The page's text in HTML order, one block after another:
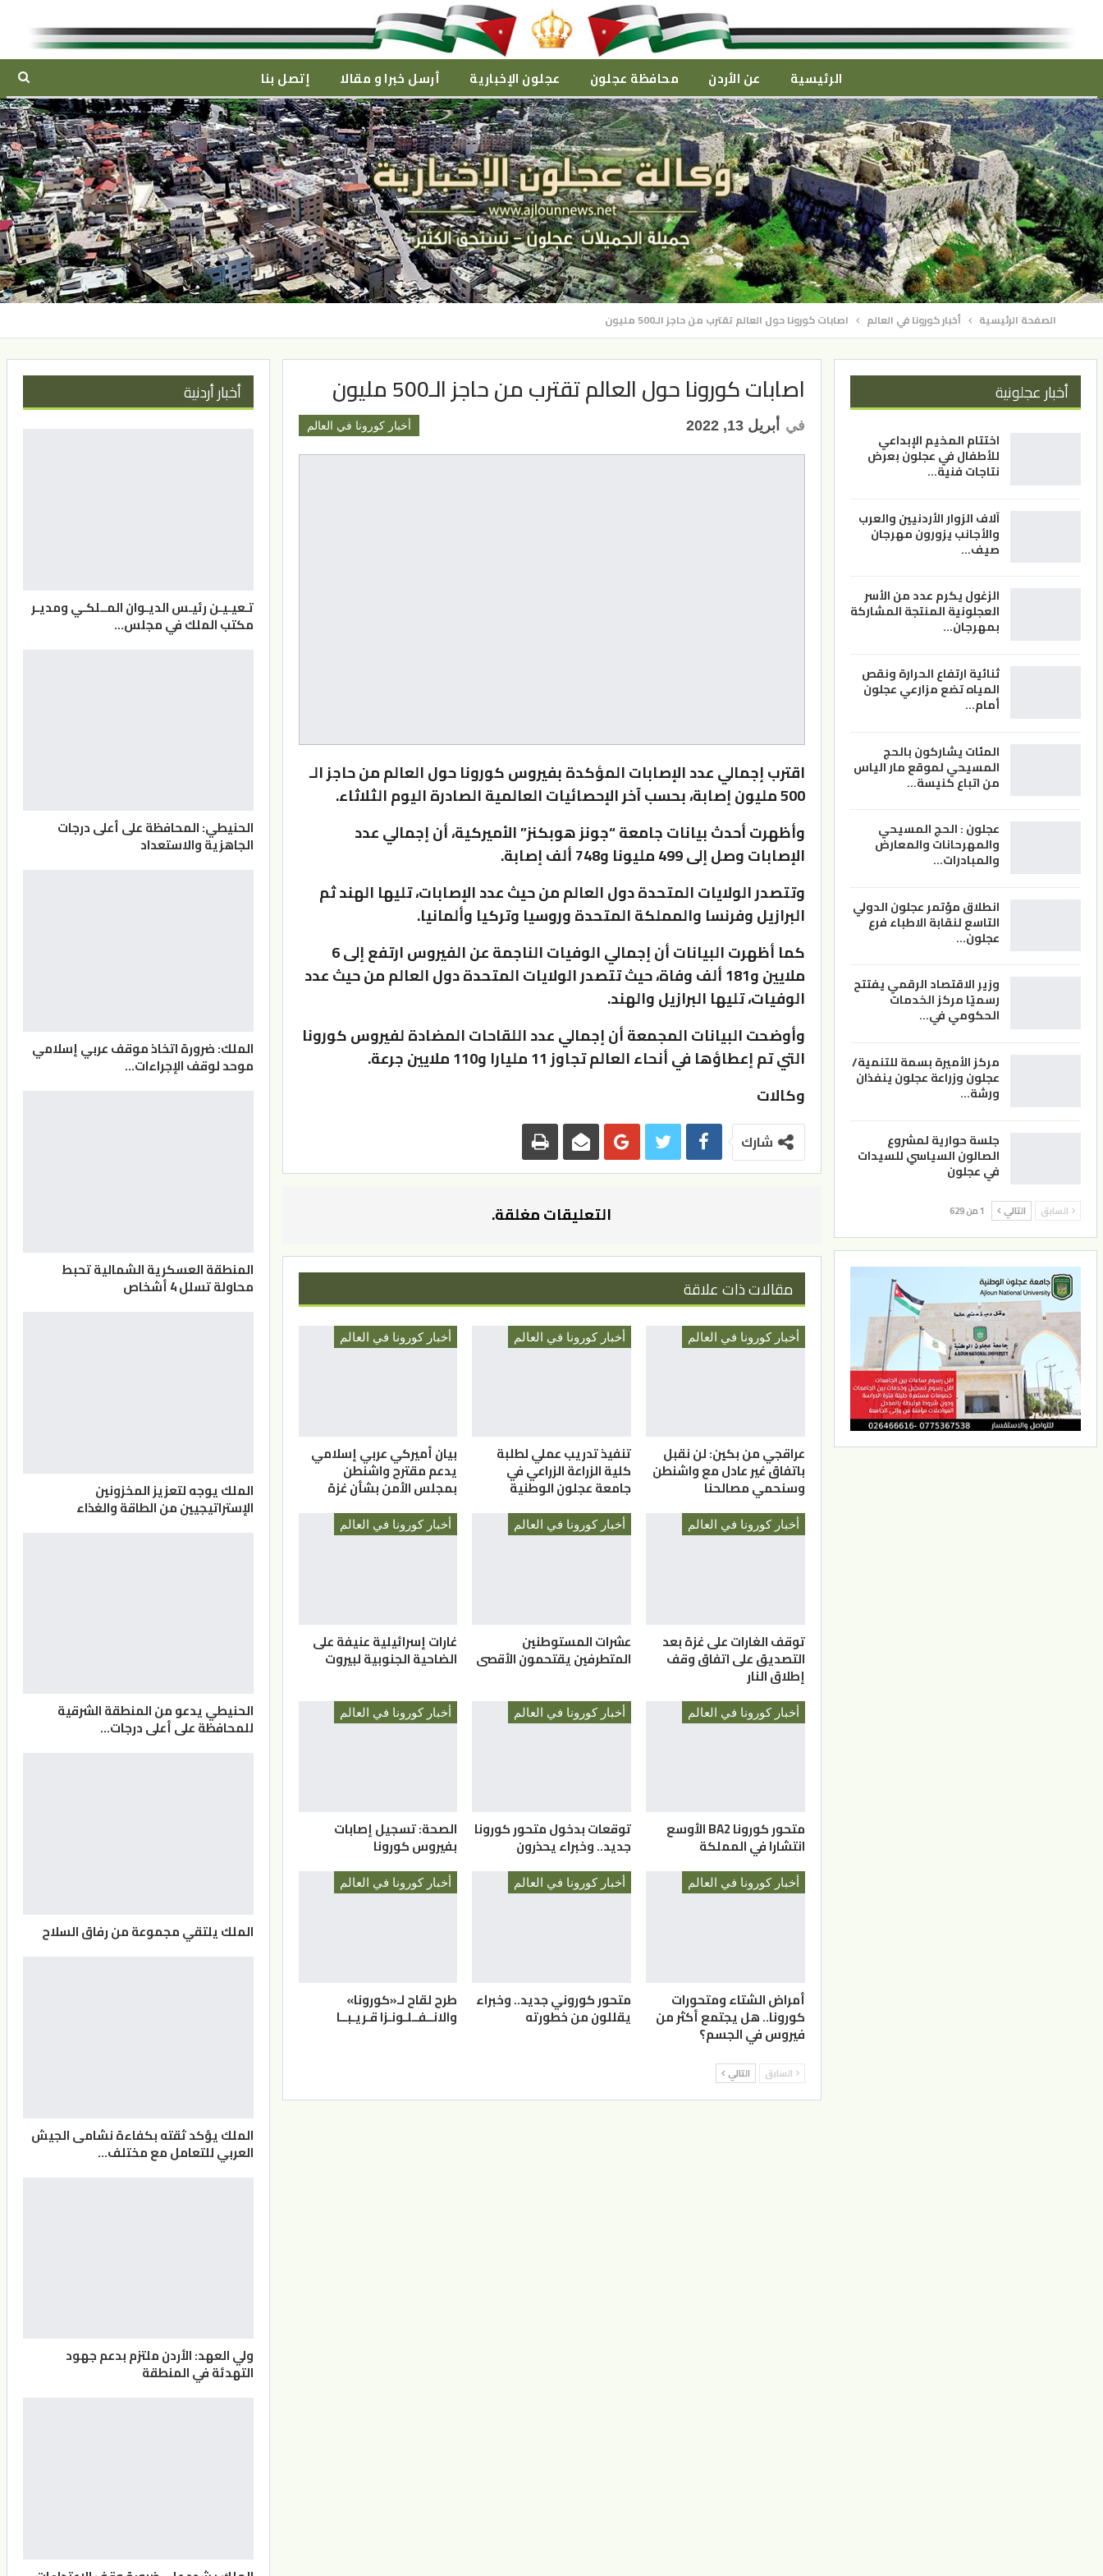
الرئيسية عن الأردن محافظة عجلون عجلون الإخبارية أرسل خبرا و مقالا إتصل بنا
الصفحة الرئيسية أخبار كورونا في العالم اصابات كورونا حول العالم تقترب من حاجز الـ500 مليون
اصابات كورونا حول العالم تقترب من حاجز الـ500 مليون
أخبار كورونا في العالم في أبريل 13, 2022
اقترب إجمالي عدد الإصابات المؤكدة بفيروس كورونا حول العالم من حاجز الـ
500 مليون إصابة، بحسب آخر الإحصائيات العالمية الصادرة اليوم الثلاثاء.
وأظهرت أحدث بيانات جامعة “جونز هوبكنز” الأميركية، أن إجمالي عدد
الإصابات وصل إلى 499 مليونا و748 ألف إصابة.
وتتصدر الولايات المتحدة دول العالم من حيث عدد الإصابات، تليها الهند ثم
البرازيل وفرنسا والمملكة المتحدة وروسيا وتركيا وألمانيا.
كما أظهرت البيانات أن إجمالي الوفيات الناجمة عن الفيروس ارتفع إلى 6
ملايين و181 ألف وفاة، حيث تتصدر الولايات المتحدة دول العالم من حيث عدد
الوفيات، تليها البرازيل والهند.
وأوضحت البيانات المجمعة أن إجمالي عدد اللقاحات المضادة لفيروس كورونا
التي تم إعطاؤها في أنحاء العالم تجاوز 11 مليارا و110 ملايين جرعة.
وكالات
شارك
التعليقات مغلقة.
مقالات ذات علاقة
أخبار كورونا في العالم
عراقجي من بكين: لن نقبل
باتفاق غير عادل مع واشنطن
وسنحمي مصالحنا
أخبار كورونا في العالم
تنفيذ تدريب عملي لطلبة
كلية الزراعة الزراعي في
جامعة عجلون الوطنية
أخبار كورونا في العالم
بيان أميركي عربي إسلامي
يدعم مقترح واشنطن
بمجلس الأمن بشأن غزة
أخبار كورونا في العالم
توقف الغارات على غزة بعد
التصديق على اتفاق وقف
إطلاق النار
أخبار كورونا في العالم
عشرات المستوطنين
المتطرفين يقتحمون الأقصى
أخبار كورونا في العالم
غارات إسرائيلية عنيفة على
الضاحية الجنوبية لبيروت
أخبار كورونا في العالم
متحور كورونا BA2 الأوسع
انتشارا في المملكة
أخبار كورونا في العالم
توقعات بدخول متحور كورونا
جديد.. وخبراء يحذرون
أخبار كورونا في العالم
الصحة: تسجيل إصابات
بفيروس كورونا
أخبار كورونا في العالم
أمراض الشتاء ومتحورات
كورونا.. هل يجتمع أكثر من
فيروس في الجسم؟
أخبار كورونا في العالم
متحور كوروني جديد.. وخبراء
يقللون من خطورته
أخبار كورونا في العالم
طرح لقاح لـ«كورونا»
والانــفــلـونـزا قـريـبــا
السابق التالي
أخبار عجلونية
اختتام المخيم الإبداعي
للأطفال في عجلون بعرض
نتاجات فنية…
آلاف الزوار الأردنيين والعرب
والأجانب يزورون مهرجان
صيف…
الزغول يكرم عدد من الأسر
العجلونية المنتجة المشاركة
بمهرجان…
ثنائية ارتفاع الحرارة ونقص
المياه تضع مزارعي عجلون
أمام…
المئات يشاركون بالحج
المسيحي لموقع مار الياس
من اتباع كنيسة…
عجلون : الحج المسيحي
والمهرحانات والمعارض
والمبادرات…
انطلاق مؤتمر عجلون الدولي
التاسع لنقابة الاطباء فرع
عجلون…
وزير الاقتصاد الرقمي يفتتح
رسميًا مركز الخدمات
الحكومي في…
مركز الأميرة بسمة للتنمية/
عجلون وزراعة عجلون ينفذان
ورشة…
جلسة حوارية لمشروع
الصالون السياسي للسيدات
في عجلون
السابق التالي 1 من 629
أخبار أردنية
تـعيـيـن رئيـس الديـوان المــلكـي ومديـر
مكتب الملك في مجلس…
الحنيطي: المحافظة على أعلى درجات
الجاهزية والاستعداد
الملك: ضرورة اتخاذ موقف عربي إسلامي
موحد لوقف الإجراءات…
المنطقة العسكرية الشمالية تحبط
محاولة تسلل 4 أشخاص
الملك يوجه لتعزيز المخزونين
الإستراتيجيين من الطاقة والغذاء
الحنيطي يدعو من المنطقة الشرقية
للمحافظة على أعلى درجات…
الملك يلتقي مجموعة من رفاق السلاح
الملك يؤكد ثقته بكفاءة نشامى الجيش
العربي للتعامل مع مختلف…
ولي العهد: الأردن ملتزم بدعم جهود
التهدئة في المنطقة